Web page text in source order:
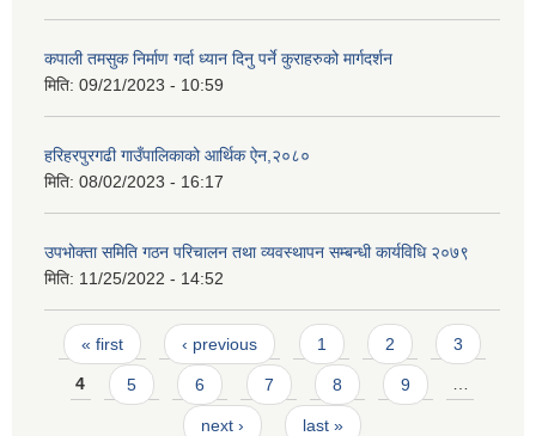
कपाली तमसुक निर्माण गर्दा ध्यान दिनु पर्ने कुराहरुको मार्गदर्शन
मिति: 09/21/2023 - 10:59
हरिहरपुरगढी गाउँपालिकाको आर्थिक ऐन,२०८०
मिति: 08/02/2023 - 16:17
उपभोक्ता समिति गठन परिचालन तथा व्यवस्थापन सम्बन्धी कार्यविधि २०७९
मिति: 11/25/2022 - 14:52
Pages
« first ‹ previous 1 2 3
4 5 6 7 8 9 …
next › last »